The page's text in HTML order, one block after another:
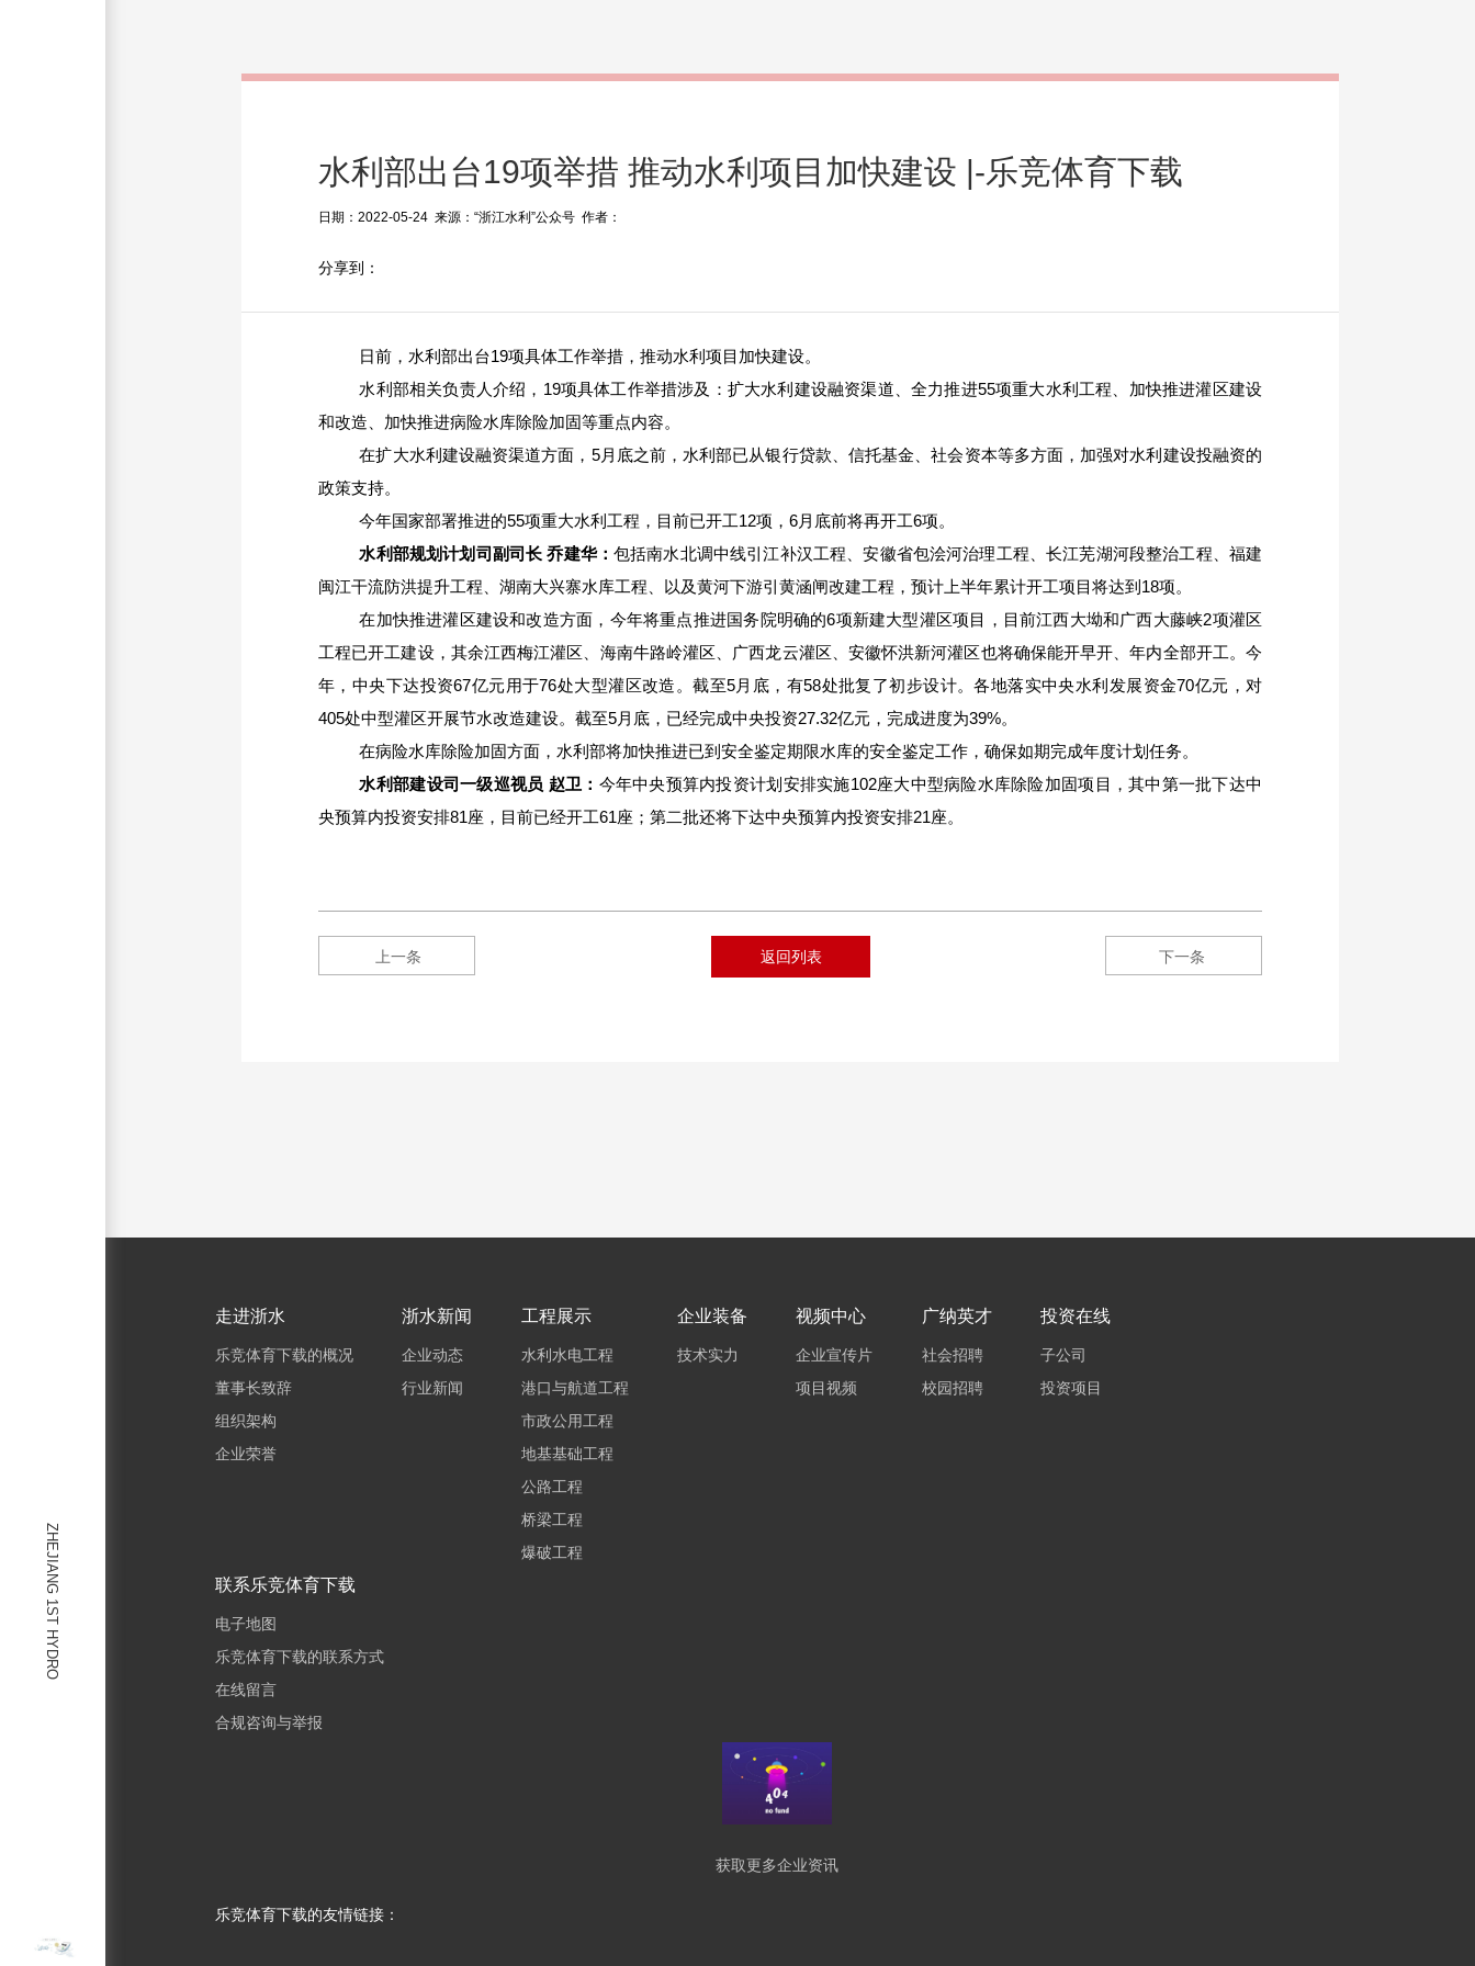
ZHEJIANG 1ST HYDRO
水利部出台19项举措 推动水利项目加快建设 |-乐竞体育下载
日期：2022-05-24 来源：“浙江水利”公众号 作者：
分享到：
日前，水利部出台19项具体工作举措，推动水利项目加快建设。
水利部相关负责人介绍， 19项具体工作举措涉及：扩大水利建设融资渠道、全力推进55项重大水利工程、加快推进灌区建设
和改造、加快推进病险水库除险加固等重点内容。
在扩大水利建设融资渠道方面， 5月底之前，水利部已从银行贷款、信托基金、社会资本等多方面，加强对水利建设投融资的
政策支持。
今年国家部署推进的55项重大水利工程，目前已开工12项，6月底前将再开工6项。
水利部规划计划司副司长 乔建华： 包括南水北调中线引江补汉工程、安徽省包浍河治理工程、长江芜湖河段整治工程、福建
闽江干流防洪提升工程、湖南大兴寨水库工程、以及黄河下游引黄涵闸改建工程，预计上半年累计开工项目将达到 18项。
在加快推进灌区建设和改造方面，今年将重点推进国务院明确的6项新建大型灌区项目，目前江西大坳和广西大藤峡2项灌区
工程已开工建设，其余江西梅江灌区、海南牛路岭灌区、广西龙云灌区、安徽怀洪新河灌区也将确保能开早开、年内全部开工。今
年，中央下达投资67亿元用于76处大型灌区改造。截至5月底，有58处批复了初步设计。各地落实中央水利发展资金70亿元，对
405处中型灌区开展节水改造建设。截至5月底，已经完成中央投资27.32亿元，完成进度为39%。
在病险水库除险加固方面，水利部将加快推进已到安全鉴定期限水库的安全鉴定工作，确保如期完成年度计划任务。
水利部建设司一级巡视员 赵卫： 今年中央预算内投资计划安排实施102座大中型病险水库除险加固项目，其中第一批下达中
央预算内投资安排81座，目前已经开工61座；第二批还将下达中央预算内投资安排21座。
上一条 下一条
返回列表
走进浙水
乐竞体育下载的概况
董事长致辞
组织架构
企业荣誉
浙水新闻
企业动态
行业新闻
工程展示
水利水电工程
港口与航道工程
市政公用工程
地基基础工程
公路工程
桥梁工程
爆破工程
企业装备
技术实力
视频中心
企业宣传片
项目视频
广纳英才
社会招聘
校园招聘
投资在线
子公司
投资项目
联系乐竞体育下载
电子地图
乐竞体育下载的联系方式
在线留言
合规咨询与举报
获取更多企业资讯
乐竞体育下载的友情链接：